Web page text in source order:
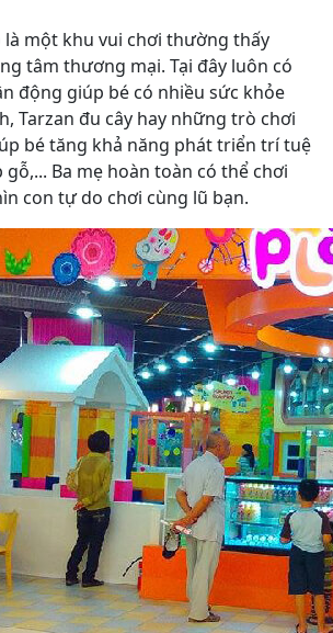
là một khu vui chơi thường thấy
tâm thương mại. Tại đây luôn có
động giúp bé có nhiều sức khỏe
Tarzan đu cây hay những trò chơi
bé tăng khả năng phát triển trí tuệ
Ba mẹ hoàn toàn có thể chơi
con tự do chơi cùng lũ bạn.